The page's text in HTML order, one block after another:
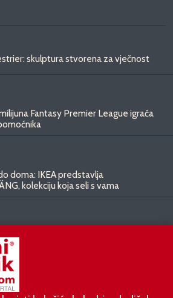
skulptura stvorena za vječnost
Fantasy Premier League igrača
doma: IKEA predstavlja
kolekciju koja seli s vama
predstavio luksuznu limuzinu veću od
S-klase, obećava domet do 1.000